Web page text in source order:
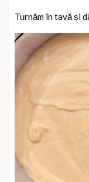
Turnăm în tavă și